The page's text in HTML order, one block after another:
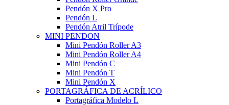
Pendón X Pro
Pendón L
Pendón Atril Trípode
MINI PENDON
Mini Pendón Roller A3
Mini Pendón Roller A4
Mini Pendón C
Mini Pendón T
Mini Pendón X
PORTAGRÁFICA DE ACRÍLICO
Portagráfica Modelo L